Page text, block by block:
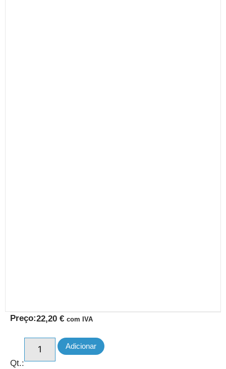
Preço:22,20 € com IVA
Qt.:
Adicionar